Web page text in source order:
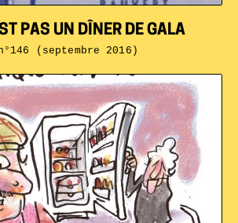
PAS UN DÎNER DE GALA
(septembre 2016)